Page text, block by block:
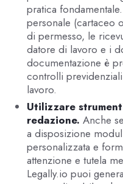
pratica
personale (cartaceo
di permesso, le
datore di lavoro e i
documentazione è
controlli
lavoro.
Utilizzare
redazione. Anche
a disposizione
personalizzata e
attenzione e tutela
Legally.io puoi